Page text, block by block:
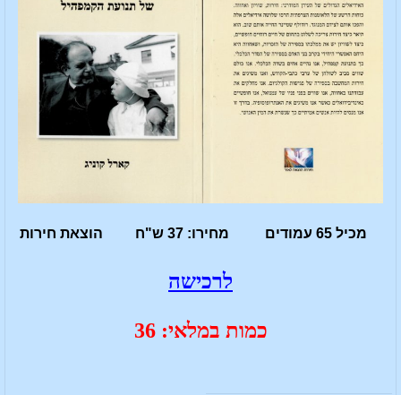
מכיל 65 עמודים מחירו: 37 ש"ח הוצאת חירות
לרכישה
כמות במלאי: 36